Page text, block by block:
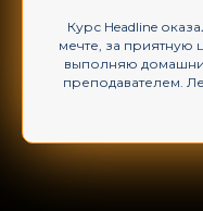
Курс Headline
мечте, за приятную
выполняю
преподавателем.